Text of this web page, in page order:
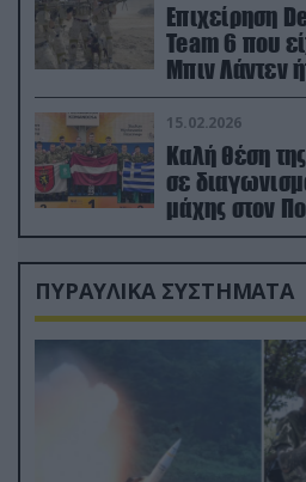
Επιχείρηση
Team 6 που
Μπιν Λάντεν
διέσωσε τον
15.02.2026
Καλή θέση
σε
μάχης στον
ΠΥΡΑΥΛΙΚΑ ΣΥΣΤΗΜΑΤΑ